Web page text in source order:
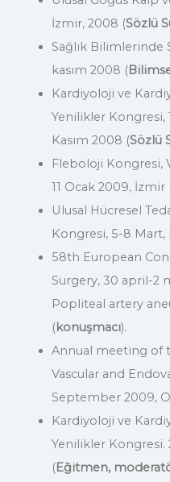
İzmir, 2008 (Sözlü
Sağlık Bilimlerinde
kasım 2008 (
Kardiyoloji ve
Yenilikler
Kasım 2008 (Sözlü
Fleboloji Kongresi,
11 Ocak 2009, İzmir
Ulusal Hücresel
Kongresi, 5-8 Mart,
58th European
Surgery, 30 april-2
Popliteal artery
(konuşmacı).
Annual meeting of
Vascular and
September 2009,
Kardiyoloji ve
Yenilikler Kongresi.
(Eğitmen,